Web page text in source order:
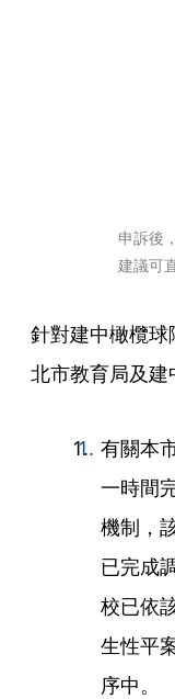
申訴後
建議可
針對建中橄欖
北市教育局及建
有關本
一時間
機制，
已完成
校已依
生性平
序中。